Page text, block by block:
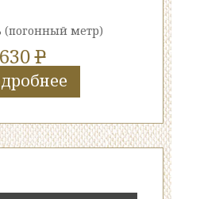
(погонный метр)
630P